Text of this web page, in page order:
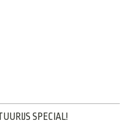
SPECIAL!